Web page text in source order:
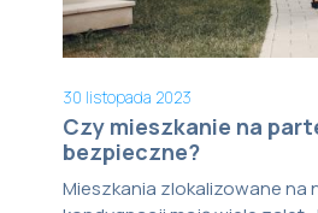
30 listopada 2023
Czy mieszkanie na
bezpieczne?
Mieszkania zlokalizowane na